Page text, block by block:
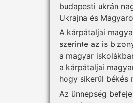
budapesti ukrán
Ukrajna és
A kárpátaljai
szerinte az is
a magyar
a kárpátaljai
hogy sikerül békés
Az ünnepség